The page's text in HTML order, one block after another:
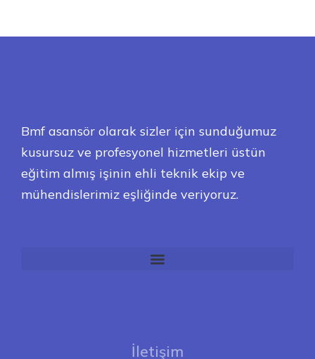
Bmf asansör olarak sizler için sunduğumuz
kusursuz ve profesyonel hizmetleri üstün
eğitim almış işinin ehli teknik ekip ve
mühendislerimiz eşliğinde veriyoruz.
İletişim